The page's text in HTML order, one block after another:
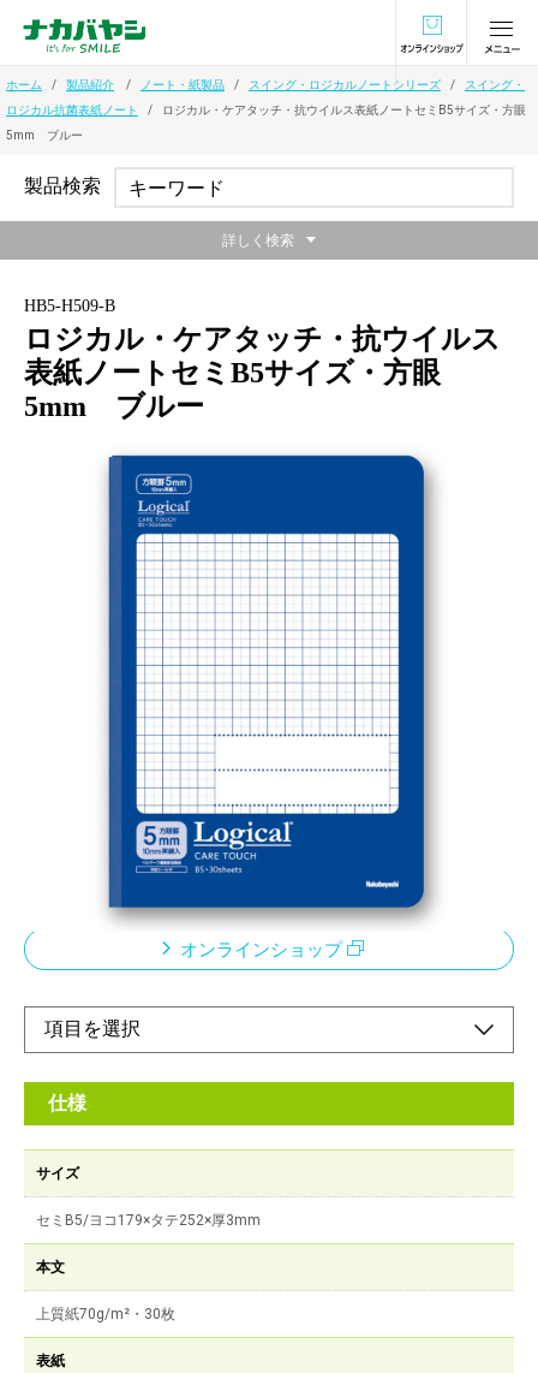
オンラインショ
ホーム 製品紹介 ノート・紙製品 スイング・ロジカルノートシリーズ
スイング・
ロジカル抗菌表紙ノート
ロジカル・ケアタッチ・抗ウイルス表紙ノートセミB5サイズ・方眼
5mm ブルー
HB5-H509-B
ロジカル・ケアタッチ・抗ウイルス
表紙ノートセミB5サイズ・方眼
5mm ブルー
「清潔・安心の優しいカタチ」をコンセプトに、
今の時代に必要な抗ウイルス表紙ノート
メーカー希望小売価格：
表紙の印刷に銀系無機抗ウイルス剤を配合しています。
SIAA認証製品。安全性基準に適合しています
清潔を重視する方・共有使用に最適です。
ページの角が丸い、やさしい形です。
オンラインショップ
仕様
サイズ
セミB5/ヨコ179×タテ252×厚3mm
本文
上質紙70g/m²・30枚
表紙
製品検索
詳しく検索